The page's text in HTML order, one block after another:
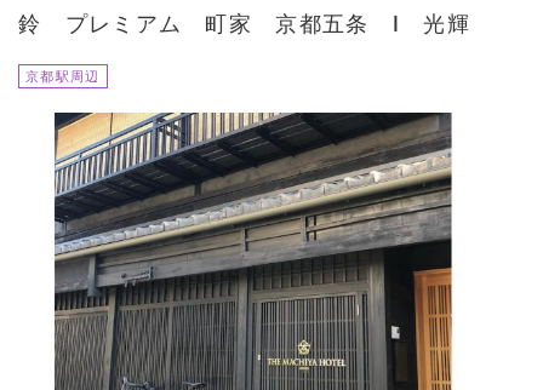
鈴 プレミアム 町家 京都五条 Ⅰ 光輝
京都駅周辺